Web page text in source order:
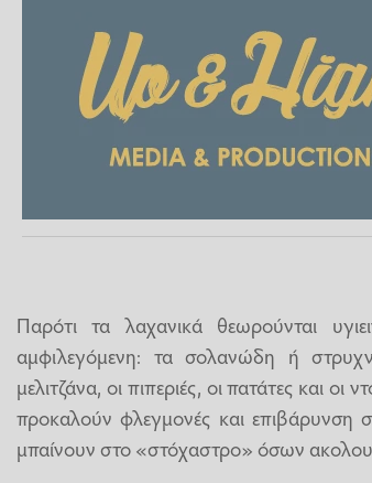
Παρότι τα λαχανικά θεωρούνται
αμφιλεγόμενη: τα σολανώδη ή
μελιτζάνα, οι πιπεριές, οι πατάτες και
προκαλούν φλεγμονές και επιβάρυνση
μπαίνουν στο «στόχαστρο» όσων